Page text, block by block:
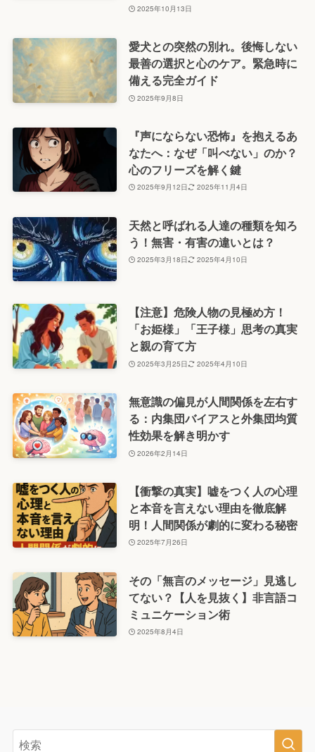
2025年10月13日
愛犬との突然の別れ。後悔しない
最善の選択と心のケア。緊急時に
備える完全ガイド
2025年9月8日
『声にならない恐怖』を抱えるあ
なたへ：なぜ「叫べない」のか？
心のフリーズを解く鍵
2025年9月12日 2025年11月4日
天然と呼ばれる人達の種類を知ろ
う！無害・有害の違いとは？
2025年3月18日 2025年4月10日
【注意】危険人物の見極め方！
「お姫様」「王子様」思考の真実
と親の育て方
2025年3月25日 2025年4月10日
無意識の偏見が人間関係を左右す
る：内集団バイアスと外集団均質
性効果を解き明かす
2026年2月14日
【衝撃の真実】嘘をつく人の心理
と本音を言えない理由を徹底解
明！人間関係が劇的に変わる秘密
2025年7月26日
その「無言のメッセージ」見逃し
てない？【人を見抜く】非言語コ
ミュニケーション術
2025年8月4日